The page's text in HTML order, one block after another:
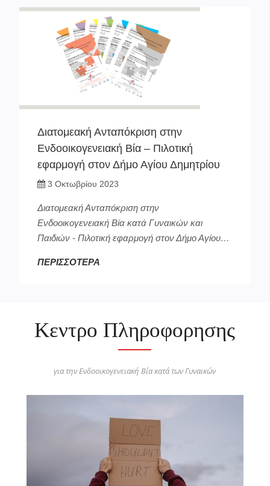
Διατομεακή Ανταπόκριση στην
Ενδοοικογενειακή Βία – Πιλοτική
εφαρμογή στον Δήμο Αγίου Δημητρίου
3 Οκτωβρίου 2023
Διατομεακή Ανταπόκριση στην
Ενδοοικογενειακή Βία κατά Γυναικών και
Παιδιών - Πιλοτική εφαρμογή στον Δήμο Αγίου…
ΠΕΡΙΣΣΟΤΕΡΑ
Κεντρο Πληροφορησης
για την Ενδοοικογενειακή Βία κατά των Γυναικών